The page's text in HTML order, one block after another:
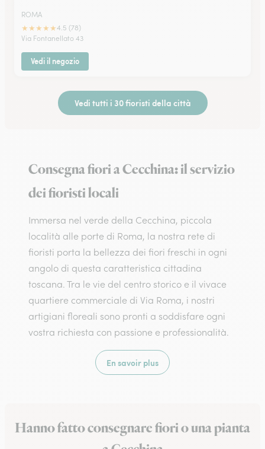
ROMA
★★★★★4.5 (78)
Via Fontanellato 43
Vedi il negozio
Vedi tutti i 30 fioristi della città
Consegna fiori a Cecchina: il servizio
dei fioristi locali
Immersa nel verde della Cecchina, piccola
località alle porte di Roma, la nostra rete di
fioristi porta la bellezza dei fiori freschi in ogni
angolo di questa caratteristica cittadina
toscana. Tra le vie del centro storico e il vivace
quartiere commerciale di Via Roma, i nostri
artigiani floreali sono pronti a soddisfare ogni
vostra richiesta con passione e professionalità.
En savoir plus
Hanno fatto consegnare fiori o una pianta